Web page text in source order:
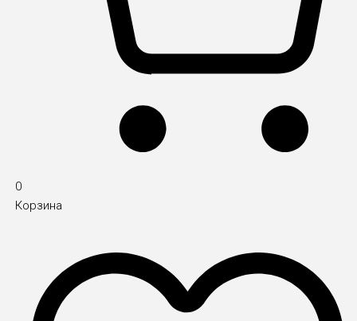
0
Корзина